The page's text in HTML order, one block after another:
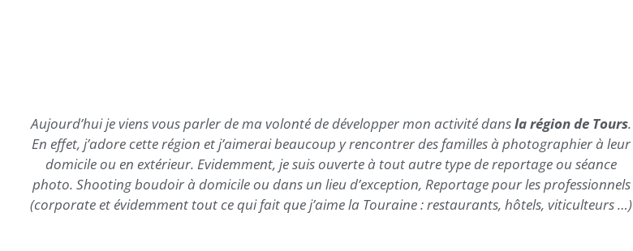
Aujourd’hui je viens vous parler de ma volonté de développer mon activité dansla région de Tours.
En effet, j’adore cette région et j’aimerai beaucoup y rencontrer des familles à photographier à leur
domicile ou en extérieur. Evidemment, je suis ouverte à tout autre type de reportage ou séance
photo. Shooting boudoir à domicile ou dans un lieu d’exception, Reportage pour les professionnels
(corporate et évidemment tout ce qui fait que j’aime la Touraine : restaurants, hôtels, viticulteurs …)